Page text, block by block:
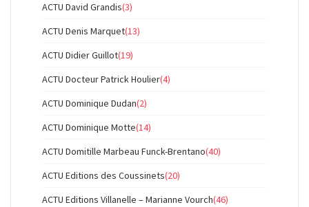
ACTU David Grandis(3)
ACTU Denis Marquet(13)
ACTU Didier Guillot(19)
ACTU Docteur Patrick Houlier(4)
ACTU Dominique Dudan(2)
ACTU Dominique Motte(14)
ACTU Domitille Marbeau Funck-Brentano(40)
ACTU Editions des Coussinets(20)
ACTU Editions Villanelle – Marianne Vourch(46)